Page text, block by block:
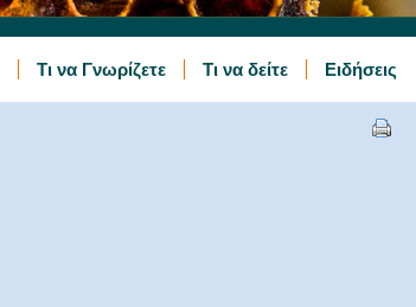
Τι να Γνωρίζετε Τι να δείτε Ειδήσεις